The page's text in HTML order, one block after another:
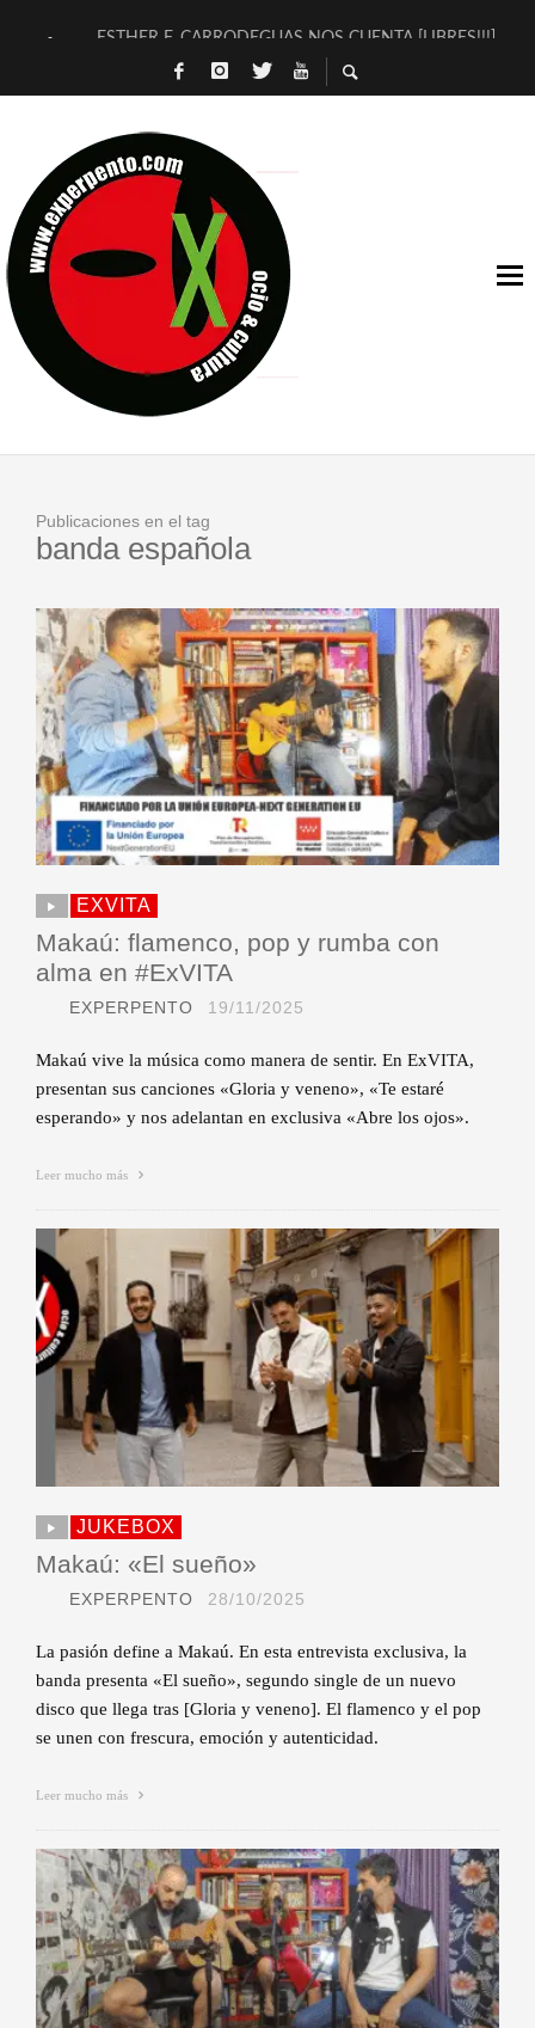
ESTHER F. CARRODEGUAS NOS CUENTA [LIBRES!!!]
[TERRA DE GUAPES] DE SANDRA MONFORT
TIMBRE 4, LA ESCUELA DEL DIRECTOR TEATRAL CLAUDIO
30 AÑOS (NO ES NADA) DE LA KATARSIS DEL TOMATAZO
MILITARES JUDÍAS EN #EXVITA
D’BALDOMEROS REINVENTAN [BITÁCORA 3.0] EN EXVITA
MARSHALL FLASH PRESENTA EN EXVITA [RELATIVA
JOFRE BARDAGÍ EN EXVITA INTERPRETANDO A SERRAT
Publicaciones en el tag
banda española
EXVITA
Makaú: flamenco, pop y rumba con
alma en #ExVITA
EXPERPENTO 19/11/2025
Makaú vive la música como manera de sentir. En ExVITA,
presentan sus canciones «Gloria y veneno», «Te estaré
esperando» y nos adelantan en exclusiva «Abre los ojos».
Leer mucho más
JUKEBOX
Makaú: «El sueño»
EXPERPENTO 28/10/2025
La pasión define a Makaú. En esta entrevista exclusiva, la
banda presenta «El sueño», segundo single de un nuevo
disco que llega tras [Gloria y veneno]. El flamenco y el pop
se unen con frescura, emoción y autenticidad.
Leer mucho más